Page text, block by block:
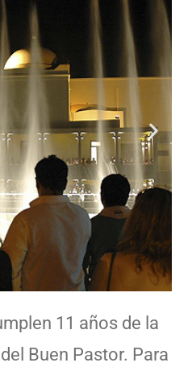
11 años de la
Buen Pastor. Para